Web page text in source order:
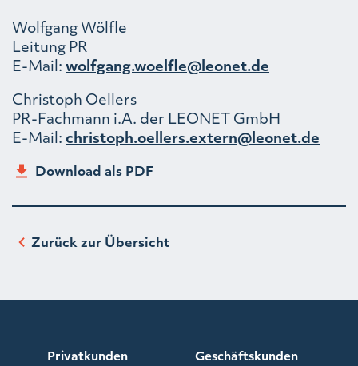
Wolfgang Wölfle
Leitung PR
E-Mail: wolfgang.woelfle@leonet.de
Christoph Oellers
PR-Fachmann i.A. der LEONET GmbH
E-Mail: christoph.oellers.extern@leonet.de
Download als PDF
Zurück zur Übersicht
Privatkunden Geschäftskunden